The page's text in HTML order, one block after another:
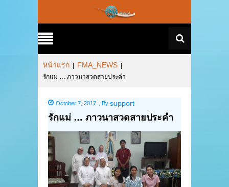
หน้าแรก FMA_NEWS
รักแม่ … ภาวนาสวดสายประคำ
October 7, 2017 By support
รักแม่ … ภาวนาสวดสายประคำ